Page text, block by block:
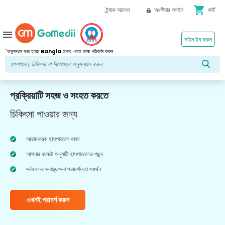
ট্র্যাক আদেশ অংশীদার লগইন shopping_cart কার্ট
*অনুসন্ধান করা হচ্ছে Bangla উপরে থেকে ভাষা পরিবর্তন করুন.
সাইন ইন করুন
menu
প্রক্রিয়াটি সহজ ও সংহত করতে
চিকিৎসা পাওয়ার জন্য
আরামদায়ক হাসপাতালে থাকা
আপনার বাজেট অনুযায়ী হাসপাতালের পছন্দ
সর্বকালের স্বাস্থ্যসেবা পরামর্শদাতা সমর্থন
এখনই পরামর্শ করুন